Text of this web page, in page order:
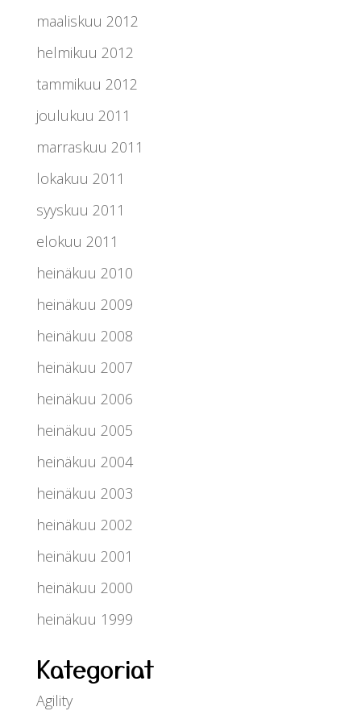
maaliskuu 2012
helmikuu 2012
tammikuu 2012
joulukuu 2011
marraskuu 2011
lokakuu 2011
syyskuu 2011
elokuu 2011
heinäkuu 2010
heinäkuu 2009
heinäkuu 2008
heinäkuu 2007
heinäkuu 2006
heinäkuu 2005
heinäkuu 2004
heinäkuu 2003
heinäkuu 2002
heinäkuu 2001
heinäkuu 2000
heinäkuu 1999
Kategoriat
Agility